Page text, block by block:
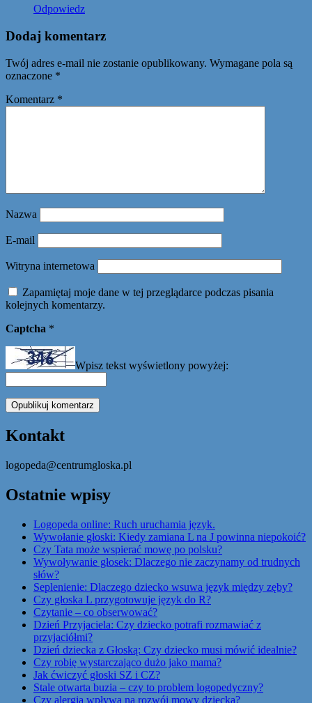
Odpowiedz
Dodaj komentarz
Twój adres e-mail nie zostanie opublikowany. Wymagane pola są
oznaczone *
Komentarz *
Nazwa
E-mail
Witryna internetowa
Zapamiętaj moje dane w tej przeglądarce podczas pisania
kolejnych komentarzy.
Captcha *
Wpisz tekst wyświetlony powyżej:
Kontakt
logopeda@centrumgloska.pl
Ostatnie wpisy
Logopeda online: Ruch uruchamia język.
Wywołanie głoski: Kiedy zamiana L na J powinna niepokoić?
Czy Tata może wspierać mowę po polsku?
Wywoływanie głosek: Dlaczego nie zaczynamy od trudnych
słów?
Seplenienie: Dlaczego dziecko wsuwa język między zęby?
Czy głoska L przygotowuje język do R?
Czytanie – co obserwować?
Dzień Przyjaciela: Czy dziecko potrafi rozmawiać z
przyjaciółmi?
Dzień dziecka z Głoską: Czy dziecko musi mówić idealnie?
Czy robię wystarczająco dużo jako mama?
Jak ćwiczyć głoski SZ i CZ?
Stale otwarta buzia – czy to problem logopedyczny?
Czy alergia wpływa na rozwój mowy dziecka?